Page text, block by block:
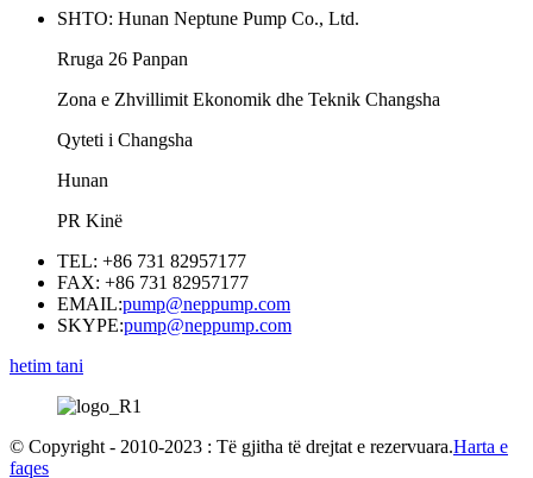
SHTO: Hunan Neptune Pump Co., Ltd.
Rruga 26 Panpan
Zona e Zhvillimit Ekonomik dhe Teknik Changsha
Qyteti i Changsha
Hunan
PR Kinë
TEL: +86 731 82957177
FAX: +86 731 82957177
EMAIL:pump@neppump.com
SKYPE:pump@neppump.com
hetim tani
© Copyright - 2010-2023 : Të gjitha të drejtat e rezervuara.Harta e
faqes